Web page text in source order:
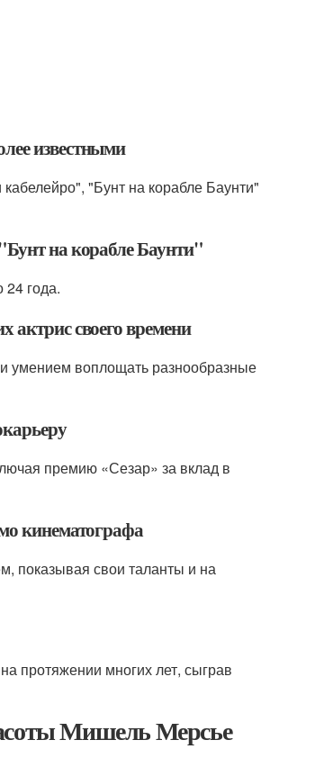
известными
"Бунт на корабле Баунти"
на корабле Баунти"
года.
своего времени
умением воплощать разнообразные
премию «Сезар» за вклад в
кинематографа
показывая свои таланты и на
протяжении многих лет, сыграв
Мишель Мерсье